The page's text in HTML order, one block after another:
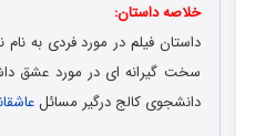
خلاصه داستان:
سخت گیرانه ای در مورد عشق
دانشجوی کالج درگیر مسائل